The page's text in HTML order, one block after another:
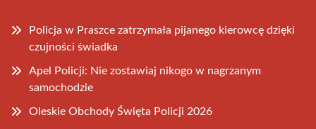
Policja w Praszce zatrzymała pijanego kierowcę dzięki
czujności świadka
Apel Policji: Nie zostawiaj nikogo w nagrzanym
samochodzie
Oleskie Obchody Święta Policji 2026